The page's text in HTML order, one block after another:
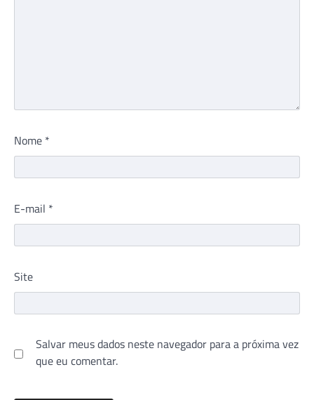
Nome *
E-mail *
Site
Salvar meus dados neste navegador para a próxima vez
que eu comentar.